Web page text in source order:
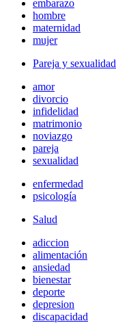
embarazo
hombre
maternidad
mujer
Pareja y sexualidad
amor
divorcio
infidelidad
matrimonio
noviazgo
pareja
sexualidad
enfermedad
psicología
Salud
adiccion
alimentación
ansiedad
bienestar
deporte
depresion
discapacidad